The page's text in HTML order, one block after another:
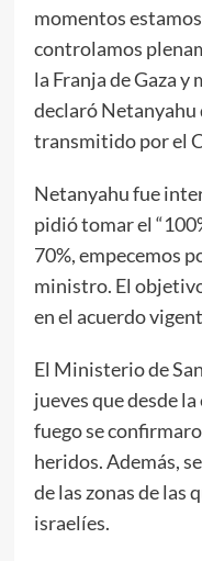
momentos
controlamos
la Franja de Gaza y
declaró
transmitido por el
Netanyahu fue
pidió tomar el
70%, empecemos
ministro. El
en el acuerdo
El Ministerio de
jueves que desde
fuego se
heridos. Además,
de las zonas de las
israelíes.